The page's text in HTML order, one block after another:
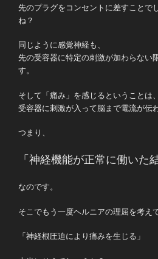
先のプラグをコンセントに差すことで
ね？
同じように感覚神経も、
先の受容器に特定の刺激が加わらない
す。
そして「痛み」を感じるということは、
受容器に刺激が入って脳まで電流が伝
つまり、
「神経機能が正常に働いた
なのです。
そこでもう一度ヘルニアの理屈を考え
「神経根圧迫により痛みを生じる」